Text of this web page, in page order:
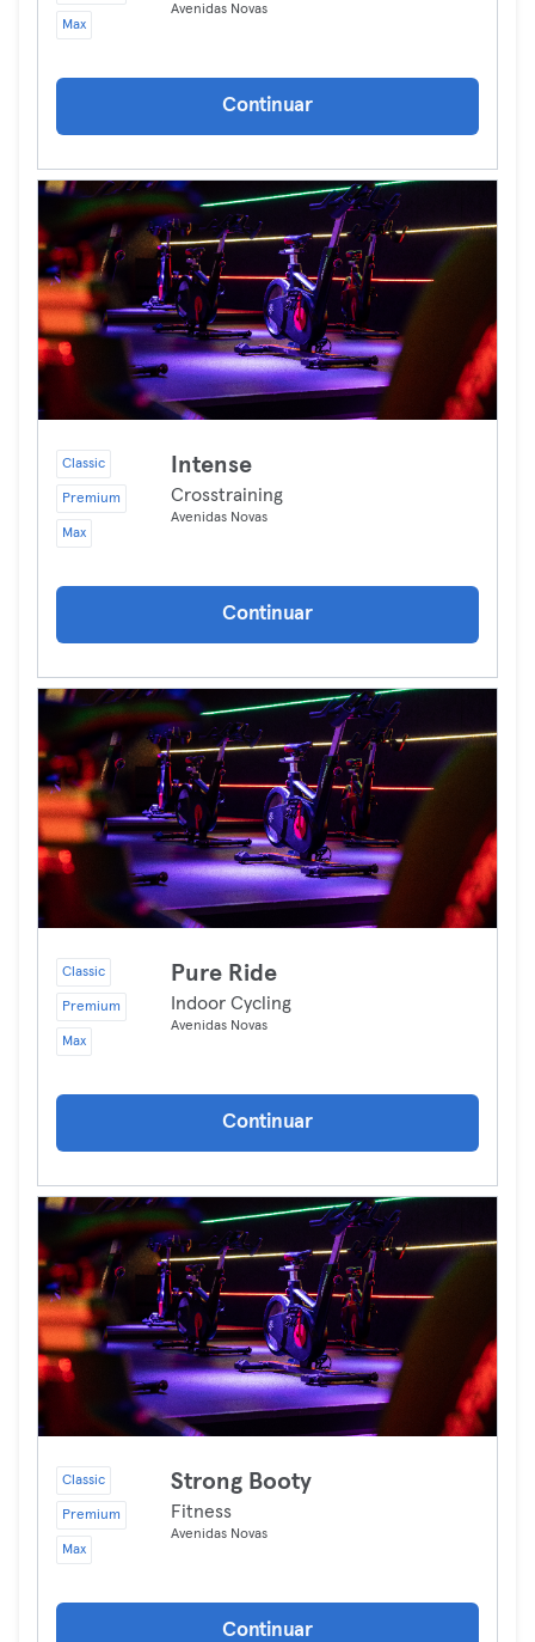
Max
Avenidas Novas
Continuar
Classic
Premium
Max
Intense
Crosstraining
Avenidas Novas
Continuar
Classic
Premium
Max
Pure Ride
Indoor Cycling
Avenidas Novas
Continuar
Classic
Premium
Max
Strong Booty
Fitness
Avenidas Novas
Continuar